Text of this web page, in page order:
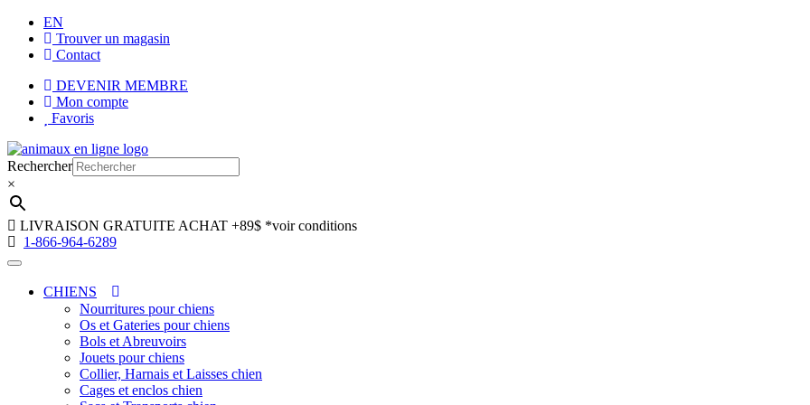
EN
Trouver un magasin
Contact
DEVENIR MEMBRE
Mon compte
Favoris
Aller
à
la
navigation
Aller
au
contenu
Rechercher
×
LIVRAISON GRATUITE ACHAT +89$ *voir conditions
1-866-964-6289
CHIENS
Nourritures pour chiens
Os et Gateries pour chiens
Bols et Abreuvoirs
Jouets pour chiens
Collier, Harnais et Laisses chien
Cages et enclos chien